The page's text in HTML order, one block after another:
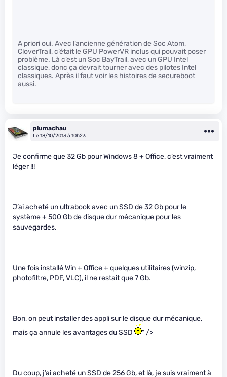
A priori oui. Avec l’ancienne génération de Soc Atom,
CloverTrail, c’était le GPU PowerVR inclus qui pouvait poser
problème. Là c’est un Soc BayTrail, avec un GPU Intel
classique, donc ça devrait tourner avec des pilotes Intel
classiques. Après il faut voir les histoires de secureboot
aussi.
plumachau
Le 18/10/2013 à 10h23
Je confirme que 32 Gb pour Windows 8 + Office, c’est vraiment
léger !!!
J’ai acheté un ultrabook avec un SSD de 32 Gb pour le
système + 500 Gb de disque dur mécanique pour les
sauvegardes.
Une fois installé Win + Office + quelques utilitaires (winzip,
photofiltre, PDF, VLC), il ne restait que 7 Gb.
Bon, on peut installer des appli sur le disque dur mécanique,
mais ça annule les avantages du SSD
" />
Du coup, j’ai acheté un SSD de 256 Gb, et là, je suis vraiment à